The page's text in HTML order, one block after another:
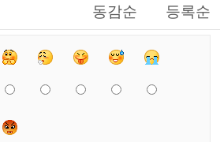
동감순 등록순